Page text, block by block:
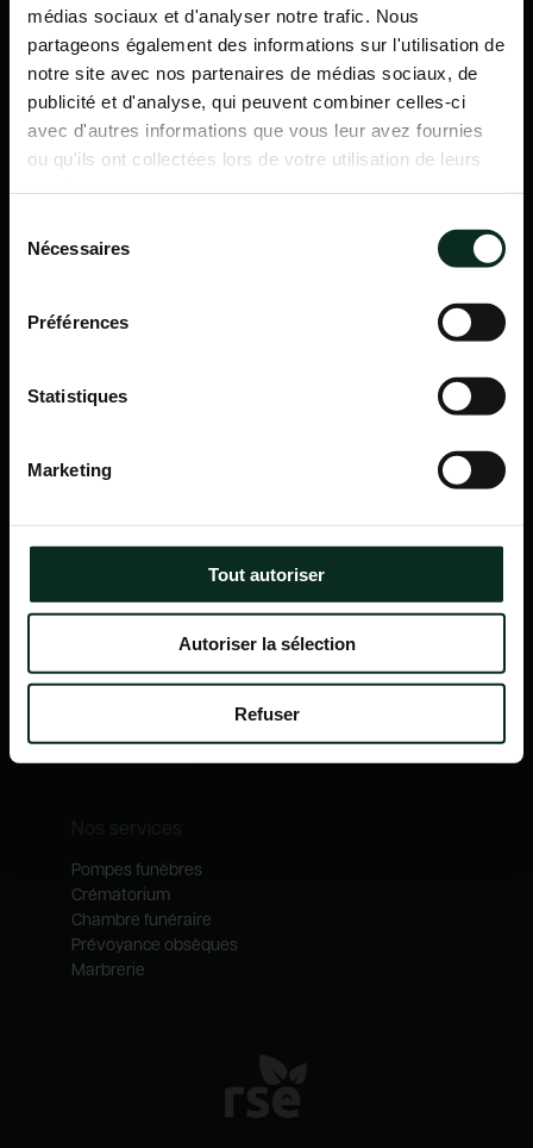
médias sociaux et d'analyser notre trafic. Nous
partageons également des informations sur l'utilisation de
notre site avec nos partenaires de médias sociaux, de
publicité et d'analyse, qui peuvent combiner celles-ci
avec d'autres informations que vous leur avez fournies
ou qu'ils ont collectées lors de votre utilisation de leurs
Nécessaires
Préférences
Statistiques
Marketing
Tout autoriser
Autoriser la sélection
Refuser
P.F.C.A Pompes Funèbres des Communes Associées
Itinéraire
Navigation
Qui sommes-nous ?
Notre catalogue
Nos métiers
Pompes funèbres
Crématorium
Chambre funéraire
Prévoyance obsèques
Marbrerie